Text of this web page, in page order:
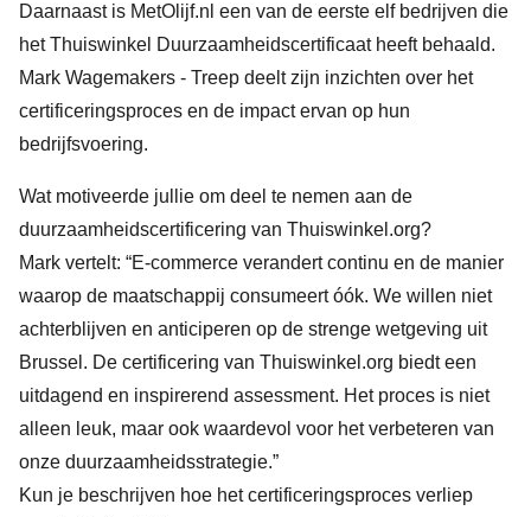
Daarnaast is MetOlijf.nl een van de eerste elf bedrijven die
het Thuiswinkel Duurzaamheidscertificaat heeft behaald.
Mark Wagemakers - Treep deelt zijn inzichten over het
certificeringsproces en de impact ervan op hun
bedrijfsvoering.
Wat motiveerde jullie om deel te nemen aan de
duurzaamheidscertificering van Thuiswinkel.org?
Mark vertelt: “E-commerce verandert continu en de manier
waarop de maatschappij consumeert óók. We willen niet
achterblijven en anticiperen op de strenge wetgeving uit
Brussel. De certificering van Thuiswinkel.org biedt een
uitdagend en inspirerend assessment. Het proces is niet
alleen leuk, maar ook waardevol voor het verbeteren van
onze duurzaamheidsstrategie.”
Kun je beschrijven hoe het certificeringsproces verliep